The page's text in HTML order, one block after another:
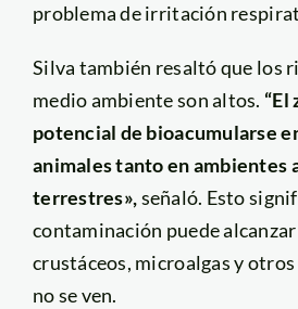
problema de irritación
Silva también resaltó que los
medio ambiente son altos. “El
potencial de bioacumularse
animales tanto en ambientes
terrestres»,señaló. Esto
contaminación puede alcanzar
crustáceos, microalgas y
no se ven.